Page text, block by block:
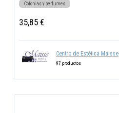
Colonias y perfumes
35,85 €
Centro de Estética Maisse
97 productos